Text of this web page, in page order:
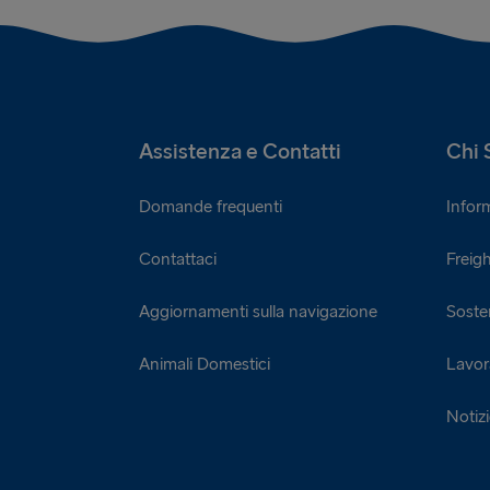
Assistenza e Contatti Chi
Domande frequenti
Contattaci
Aggiornamenti sulla navigazione
Animali Domestici